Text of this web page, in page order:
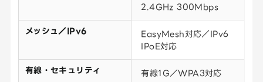
2.4GHz 300Mbps
メッシュ／IPv6
EasyMesh対応／IPv6
IPoE対応
有線・セキュリティ 有線1G／WPA3対応